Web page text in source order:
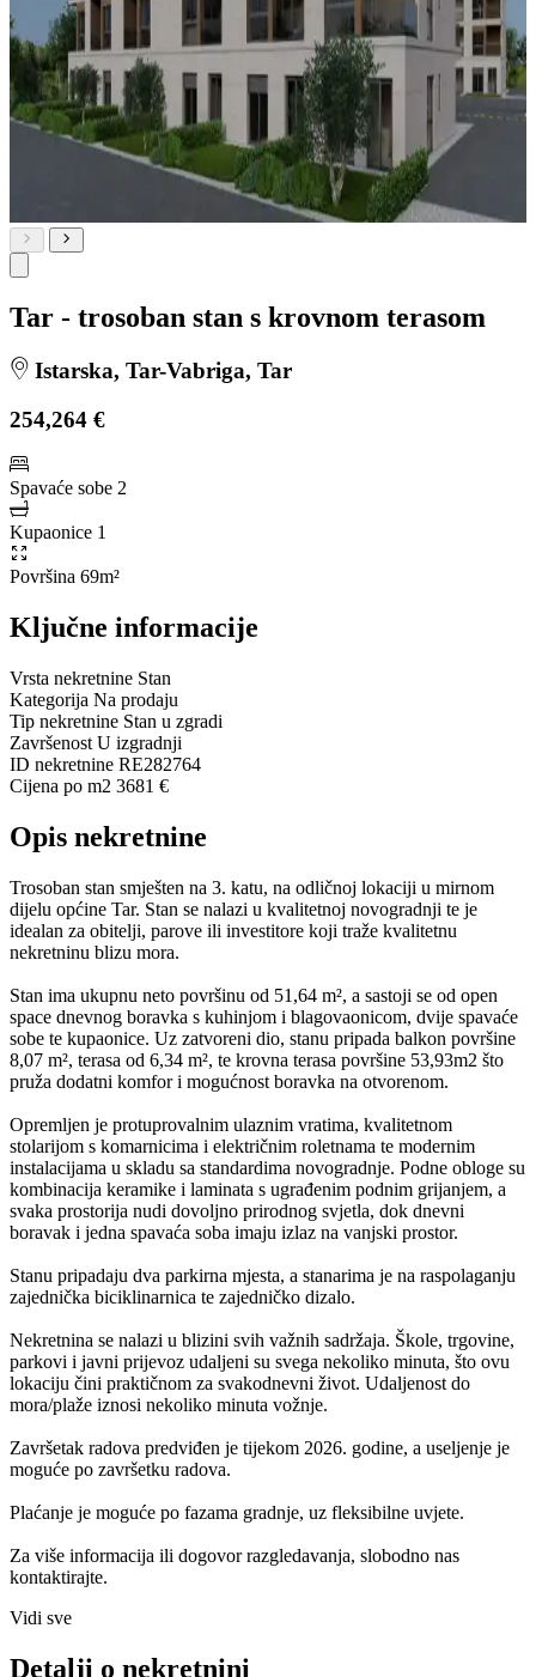
Tar - trosoban stan s krovnom terasom
Istarska, Tar-Vabriga, Tar
254,264 €
Spavaće sobe 2
Kupaonice 1
Površina 69m²
Ključne informacije
Vrsta nekretnine Stan
Kategorija Na prodaju
Tip nekretnine Stan u zgradi
Završenost U izgradnji
ID nekretnine RE282764
Cijena po m2 3681 €
Opis nekretnine
Trosoban stan smješten na 3. katu, na odličnoj lokaciji u mirnom
dijelu općine Tar. Stan se nalazi u kvalitetnoj novogradnji te je
idealan za obitelji, parove ili investitore koji traže kvalitetnu
nekretninu blizu mora.
Stan ima ukupnu neto površinu od 51,64 m², a sastoji se od open
space dnevnog boravka s kuhinjom i blagovaonicom, dvije spavaće
sobe te kupaonice. Uz zatvoreni dio, stanu pripada balkon površine
8,07 m², terasa od 6,34 m², te krovna terasa površine 53,93m2 što
pruža dodatni komfor i mogućnost boravka na otvorenom.
Opremljen je protuprovalnim ulaznim vratima, kvalitetnom
stolarijom s komarnicima i električnim roletnama te modernim
instalacijama u skladu sa standardima novogradnje. Podne obloge su
kombinacija keramike i laminata s ugrađenim podnim grijanjem, a
svaka prostorija nudi dovoljno prirodnog svjetla, dok dnevni
boravak i jedna spavaća soba imaju izlaz na vanjski prostor.
Stanu pripadaju dva parkirna mjesta, a stanarima je na raspolaganju
zajednička biciklinarnica te zajedničko dizalo.
Nekretnina se nalazi u blizini svih važnih sadržaja. Škole, trgovine,
parkovi i javni prijevoz udaljeni su svega nekoliko minuta, što ovu
lokaciju čini praktičnom za svakodnevni život. Udaljenost do
mora/plaže iznosi nekoliko minuta vožnje.
Završetak radova predviđen je tijekom 2026. godine, a useljenje je
moguće po završetku radova.
Plaćanje je moguće po fazama gradnje, uz fleksibilne uvjete.
Za više informacija ili dogovor razgledavanja, slobodno nas
kontaktirajte.
Vidi sve
Detalji o nekretnini